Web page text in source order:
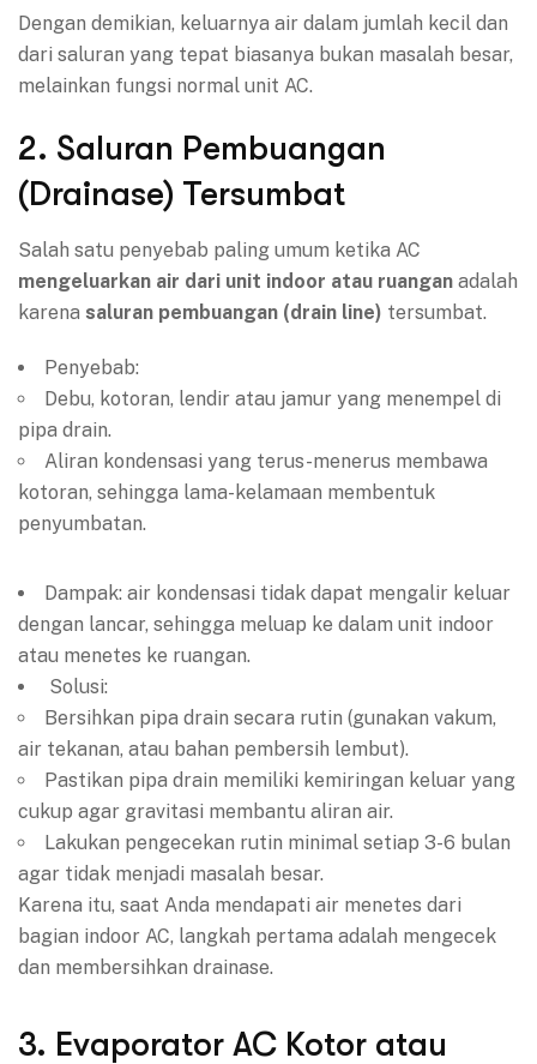
Dengan demikian, keluarnya air dalam jumlah kecil dan
dari saluran yang tepat biasanya bukan masalah besar,
melainkan fungsi normal unit AC.
2. Saluran Pembuangan
(Drainase) Tersumbat
Salah satu penyebab paling umum ketika AC
mengeluarkan air dari unit indoor atau ruangan adalah
karena saluran pembuangan (drain line) tersumbat.
Penyebab:
Debu, kotoran, lendir atau jamur yang menempel di
pipa drain.
Aliran kondensasi yang terus-menerus membawa
kotoran, sehingga lama-kelamaan membentuk
penyumbatan.
Dampak: air kondensasi tidak dapat mengalir keluar
dengan lancar, sehingga meluap ke dalam unit indoor
atau menetes ke ruangan.
Solusi:
Bersihkan pipa drain secara rutin (gunakan vakum,
air tekanan, atau bahan pembersih lembut).
Pastikan pipa drain memiliki kemiringan keluar yang
cukup agar gravitasi membantu aliran air.
Lakukan pengecekan rutin minimal setiap 3-6 bulan
agar tidak menjadi masalah besar.
Karena itu, saat Anda mendapati air menetes dari
bagian indoor AC, langkah pertama adalah mengecek
dan membersihkan drainase.
3. Evaporator AC Kotor atau